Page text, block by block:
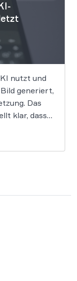
nutzt und
generiert,
Das
klar, dass
ist, solange
des